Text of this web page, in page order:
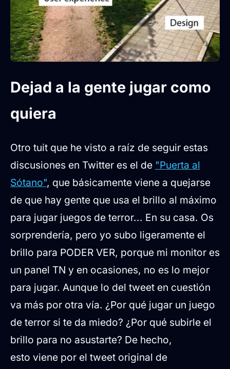
Dejad a la gente jugar como
quiera
Otro tuit que he visto a raíz de seguir estas
discusiones en Twitter es el de "Puerta al
Sótano", que básicamente viene a quejarse
de que hay gente que usa el brillo al máximo
para jugar juegos de terror... En su casa. Os
sorprendería, pero yo subo ligeramente el
brillo para PODER VER, porque mi monitor es
un panel TN y en ocasiones, no es lo mejor
para jugar. Aunque lo del tweet en cuestión
va más por otra vía. ¿Por qué jugar un juego
de terror si te da miedo? ¿Por qué subirle el
brillo para no asustarte? De hecho,
esto viene por el tweet original de